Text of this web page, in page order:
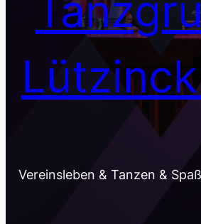
Vereinsleben & Tanzen &